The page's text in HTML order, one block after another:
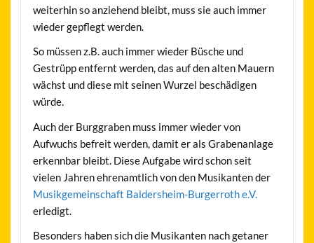
weiterhin so anziehend bleibt, muss sie auch immer
wieder gepflegt werden.
So müssen z.B. auch immer wieder Büsche und
Gestrüpp entfernt werden, das auf den alten Mauern
wächst und diese mit seinen Wurzel beschädigen
würde.
Auch der Burggraben muss immer wieder von
Aufwuchs befreit werden, damit er als Grabenanlage
erkennbar bleibt. Diese Aufgabe wird schon seit
vielen Jahren ehrenamtlich von den Musikanten der
Musikgemeinschaft Baldersheim-Burgerroth e.V.
erledigt.
Besonders haben sich die Musikanten nach getaner